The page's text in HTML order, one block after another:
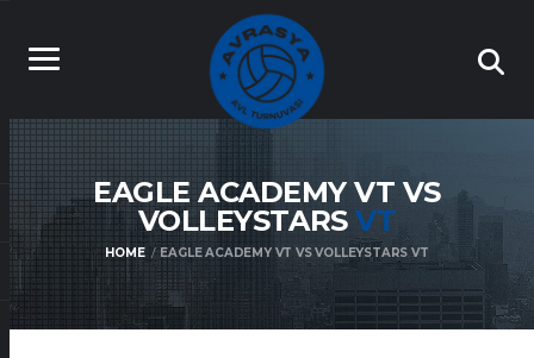
EAGLE ACADEMY VT VS
VOLLEYSTARSVT
HOME EAGLE ACADEMY VT VS VOLLEYSTARS VT